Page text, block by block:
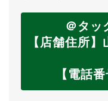
＠タッ
【店舗住所
【電話